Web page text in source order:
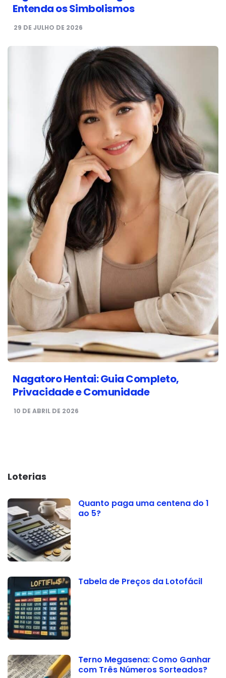
Entenda os Simbolismos
29 DE JULHO DE 2026
Nagatoro Hentai: Guia Completo,
Privacidade e Comunidade
10 DE ABRIL DE 2026
Loterias
Quanto paga uma centena do 1
ao 5?
Tabela de Preços da Lotofácil
Terno Megasena: Como Ganhar
com Três Números Sorteados?